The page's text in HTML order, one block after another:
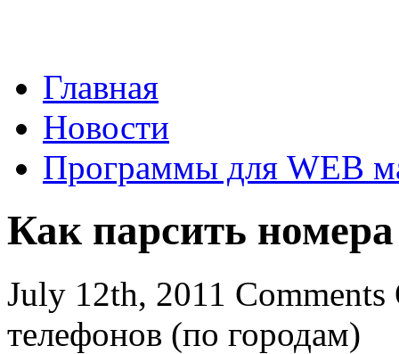
Главная
Новости
Программы для WEB
Как парсить
July 12th, 2011 Comments
телефонов (по городам)